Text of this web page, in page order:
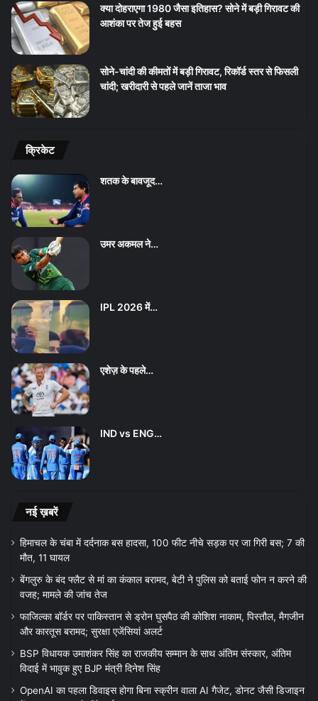
क्या दोहराएगा 1980 जैसा इतिहास? सोने में बड़ी गिरावट की
आशंका पर तेज हुई बहस
सोने-चांदी की कीमतों में बड़ी गिरावट, रिकॉर्ड स्तर से फिसली
चांदी; खरीदारी से पहले जानें ताजा भाव
क्रिकेट
शतक के बावजूद…
उमर अकमल ने…
IPL 2026 में…
एशेज़ के पहले…
IND vs ENG…
नई ख़बरें
हिमाचल के चंबा में दर्दनाक बस हादसा, 100 फीट नीचे सड़क पर जा गिरी बस; 7 की
मौत, 11 घायल
बेंगलुरु के बंद फ्लैट से मां का कंकाल बरामद, बेटी ने पुलिस को बताई फोन न करने की
वजह; मामले की जांच तेज
फाजिल्का बॉर्डर पर पाकिस्तान से ड्रोन घुसपैठ की कोशिश नाकाम, पिस्तौल, मैगजीन
और कारतूस बरामद; सुरक्षा एजेंसियां अलर्ट
BSP विधायक उमाशंकर सिंह का राजकीय सम्मान के साथ अंतिम संस्कार, अंतिम
विदाई में भावुक हुए BJP मंत्री दिनेश सिंह
OpenAI का पहला डिवाइस होगा बिना स्क्रीन वाला AI गैजेट, डोनट जैसी डिजाइन